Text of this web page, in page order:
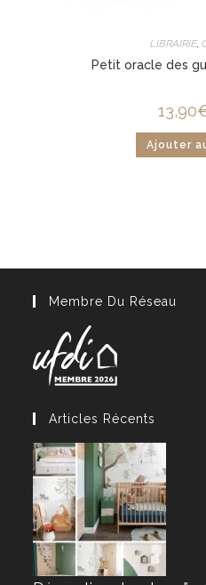
LIBRAIRIE,
Petit oracle des
13,90
Ajouter
Membre Du Réseau
Articles Récents